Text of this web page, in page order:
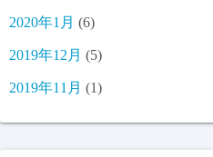
2020年1月 (6)
2019年12月 (5)
2019年11月 (1)